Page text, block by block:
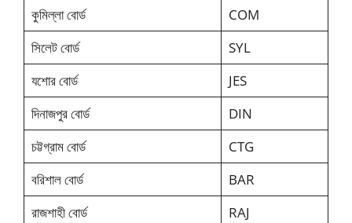
কুমিল্লা বোর্ড
COM
সিলেট বোর্ড
SYL
যশোর বোর্ড
JES
দিনাজপুর বোর্ড
DIN
চট্টগ্রাম বোর্ড
CTG
বরিশাল বোর্ড
BAR
রাজশাহী বোর্ড
RAJ